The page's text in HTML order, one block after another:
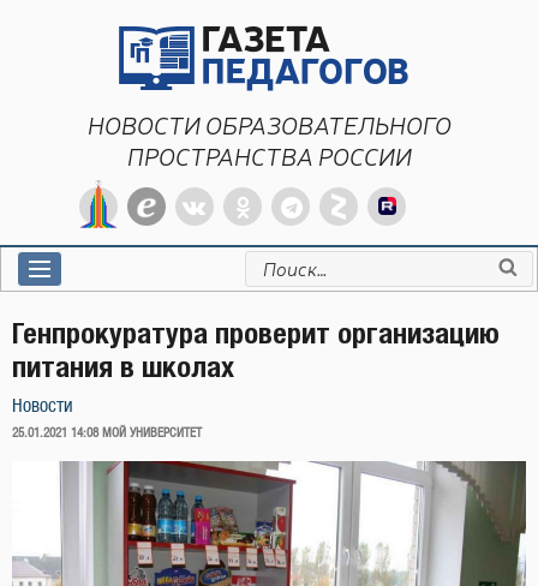
НОВОСТИ ОБРАЗОВАТЕЛЬНОГО
ПРОСТРАНСТВА РОССИИ
Искать:
Генпрокуратура проверит организацию
питания в школах
Новости
ОПУБЛИКОВАНО
25.01.2021 14:08 МОЙ УНИВЕРСИТЕТ